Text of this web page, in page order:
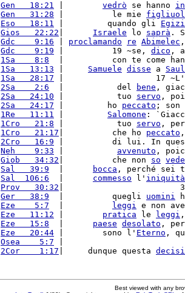
Gen   18:21 vedrò se hanno
Gen   31:28 |          le mie
Eso   18:11 |         quando gli
Gios   22:22 Israele lo saprà .
Gdc    9:16 proclamando re Abimelec
Gdc    9:19 |          19 ~se, dico ,
1Sa    8:8
|          con te come
1Sa   13:13 Samuele disse a Saul
1Sa   28:17 |                   17 ~L'
2Sa    2:6
  |           del
bene ,
2Sa   24:10 |           tuo servo ,
2Sa   24:17 |         ho peccato ; son
1Re   11:11 Salomone :
1Cro   21:8 |           tuo servo ,
1Cro   21:17 |          che ho peccato
2Cro   16:9 |          di lui. In
Neh    9:33 avvenuto ,
Giob   34:32 |          che non so
Sal   39:9 bocca , perché sei
Sal  106:6 commesso l' iniquità
Prov   30:32 |                        32
Ger   38:9
  |          quegli
uomini
Eze    5:7 leggi e non
Eze   11:12 pratica le leggi
Eze   15:8 paese desolato ,
Eze   20:44 |        sono l' Eterno ,
Osea    5:7
2Cor    1:17 |     dunque questa
Best viewed with any